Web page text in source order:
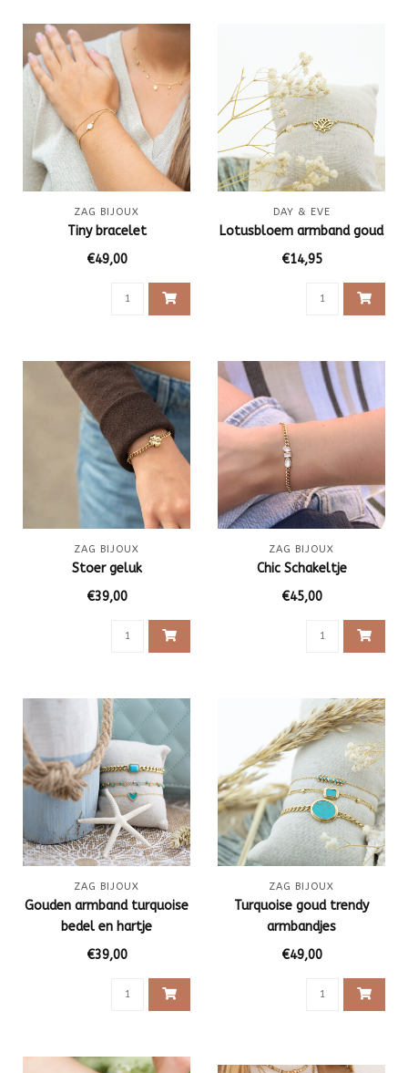
ZAG BIJOUX
Tiny bracelet
€49,00
DAY & EVE
Lotusbloem armband goud
€14,95
ZAG BIJOUX
Stoer geluk
€39,00
ZAG BIJOUX
Chic Schakeltje
€45,00
ZAG BIJOUX
Gouden armband turquoise
bedel en hartje
€39,00
ZAG BIJOUX
Turquoise goud trendy
armbandjes
€49,00